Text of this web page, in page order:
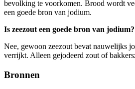
bevolking te voorkomen. Brood wordt
een goede bron van jodium.
Is zeezout een goede bron van jodium?
Nee, gewoon zeezout bevat nauwelijks
verrijkt. Alleen gejodeerd zout of
Bronnen